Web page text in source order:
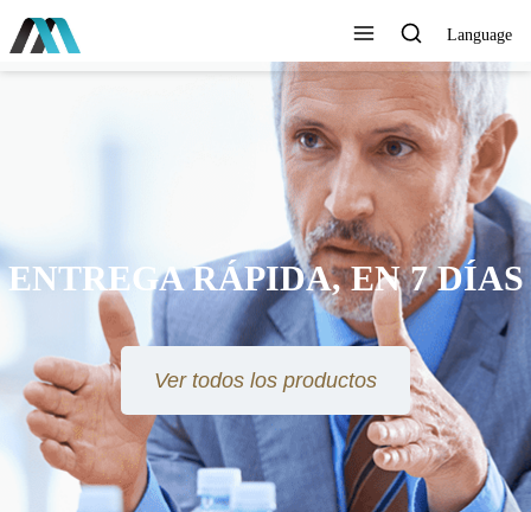
Language
ENTREGA RÁPIDA, EN 7 DÍAS
Ver todos los productos